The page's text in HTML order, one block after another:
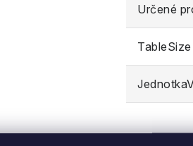
Určené
TableSize